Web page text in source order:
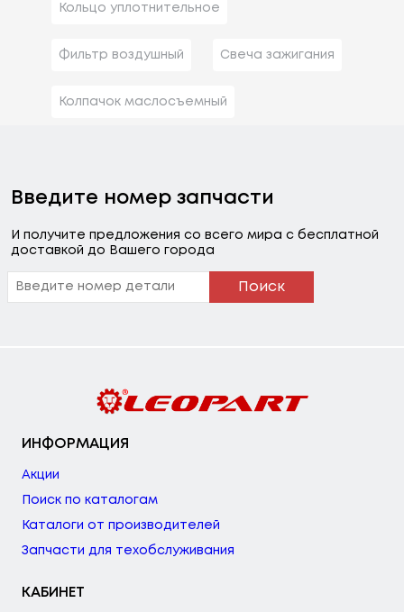
Кольцо уплотнительное
Фильтр воздушный Свеча зажигания
Колпачок маслосъемный
Введите номер запчасти
И получите предложения со всего мира с бесплатной
доставкой до Вашего города
Поиск
ИНФОРМАЦИЯ
Акции
Поиск по каталогам
Каталоги от производителей
Запчасти для техобслуживания
КАБИНЕТ